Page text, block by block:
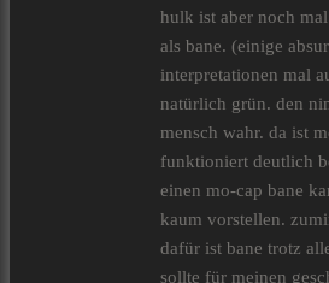
hulk ist aber noch
als bane. (einige
interpretationen mal
natürlich grün. den
mensch wahr. da ist
funktioniert deutlich
einen mo-cap bane
kaum vorstellen.
dafür ist bane trotz
sollte für meinen